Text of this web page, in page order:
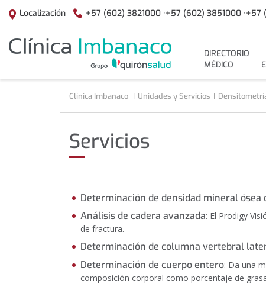
Localización +57 (602) 3821000 ·+57 (602) 3851000 ·+57
DIRECTORIO
MÉDICO
Clínica Imbanaco Unidades y Servicios
Servicios
Determinación de densidad mineral
Análisis de cadera avanzada: El Prodigy
de fractura.
Determinación de columna vertebral
Determinación de cuerpo entero: Da una
composición corporal como porcentaje de